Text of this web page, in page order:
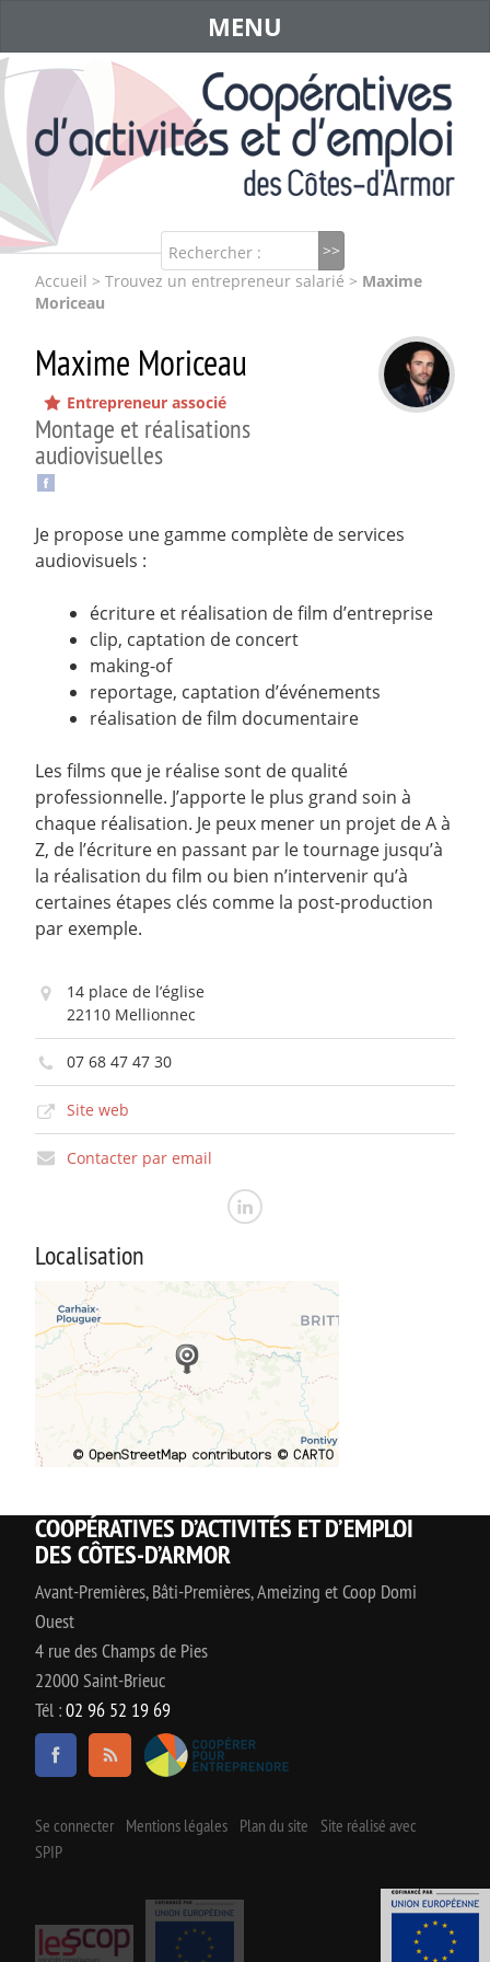
Rechercher :
MENU
Accueil > Trouvez un entrepreneur salarié > Maxime
Moriceau
Maxime Moriceau
Entrepreneur associé
Montage et réalisations
audiovisuelles
Je propose une gamme complète de services
audiovisuels :
écriture et réalisation de film d’entreprise
clip, captation de concert
making-of
reportage, captation d’événements
réalisation de film documentaire
Les films que je réalise sont de qualité
professionnelle. J’apporte le plus grand soin à
chaque réalisation. Je peux mener un projet de A à
Z, de l’écriture en passant par le tournage jusqu’à
la réalisation du film ou bien n’intervenir qu’à
certaines étapes clés comme la post-production
par exemple.
14 place de l’église
22110 Mellionnec
07 68 47 47 30
Site web
Contacter par email
Localisation
COOPÉRATIVES D’ACTIVITÉS ET D’EMPLOI
DES CÔTES-D’ARMOR
Avant-Premières, Bâti-Premières, Ameizing et Coop Domi
Ouest
4 rue des Champs de Pies
22000 Saint-Brieuc
Tél :02 96 52 19 69
Se connecter Mentions légales Plan du site
Site réalisé avec
SPIP